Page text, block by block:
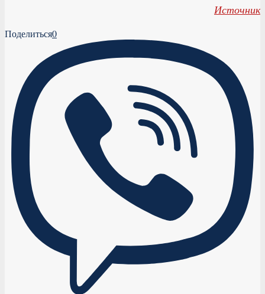
Источник
Поделиться0